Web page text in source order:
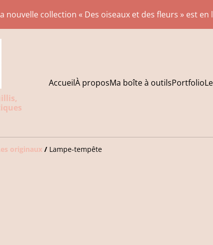
nouvelle collection « Des oiseaux et des fleurs » est
AccueilÀ proposMa boîte à outilsPortfolio
originaux / Lampe-tempête